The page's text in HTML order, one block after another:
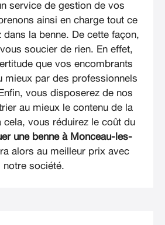
service de gestion de vos
ainsi en charge tout ce
dans la benne. De cette façon,
soucier de rien. En effet,
que vos encombrants
mieux par des professionnels
vous disposerez de nos
au mieux le contenu de la
cela, vous réduirez le coût du
une benne à Monceau-les-
alors au meilleur prix avec
notre société.